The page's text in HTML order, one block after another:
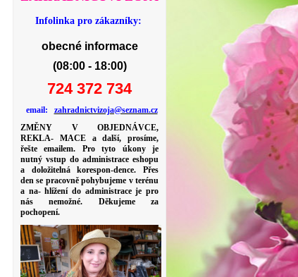
Infolinka pro zákazníky:
obecné informace
(08:00 - 18:00)
724 372 734
email: zahradnictvizoja@seznam.cz
ZMĚNY V OBJEDNÁVCE,
REKLA- MACE a další, prosíme,
řešte emailem. Pro tyto úkony je
nutný vstup do administrace eshopu
a doložitelná korespon-dence. Přes
den se pracovně pohybujeme v terénu
a na- hlížení do administrace je pro
nás nemožné. Děkujeme za
pochopení.